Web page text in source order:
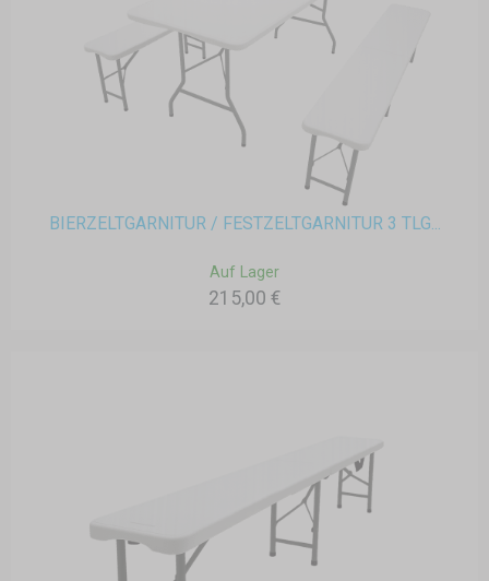
BIERZELTGARNITUR / FESTZELTGARNITUR 3 TLG...
Auf Lager
215,00 €